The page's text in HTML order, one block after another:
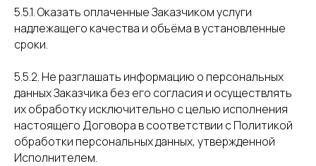
5.5.1. Оказать оплаченные Заказчиком услуги
надлежащего качества и объёма в установленные
сроки.
5.5.2. Не разглашать информацию о персональных
данных Заказчика без его согласия и осуществлять
их обработку исключительно с целью исполнения
настоящего Договора в соответствии с Политикой
обработки персональных данных, утвержденной
Исполнителем.